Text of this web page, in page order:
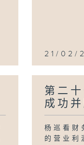
21/02/
第二
成功
杨巡看财
的营业利